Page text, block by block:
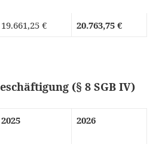
19.661,25 € 20.763,75 €
(§ 8 SGB IV)
2025 2026